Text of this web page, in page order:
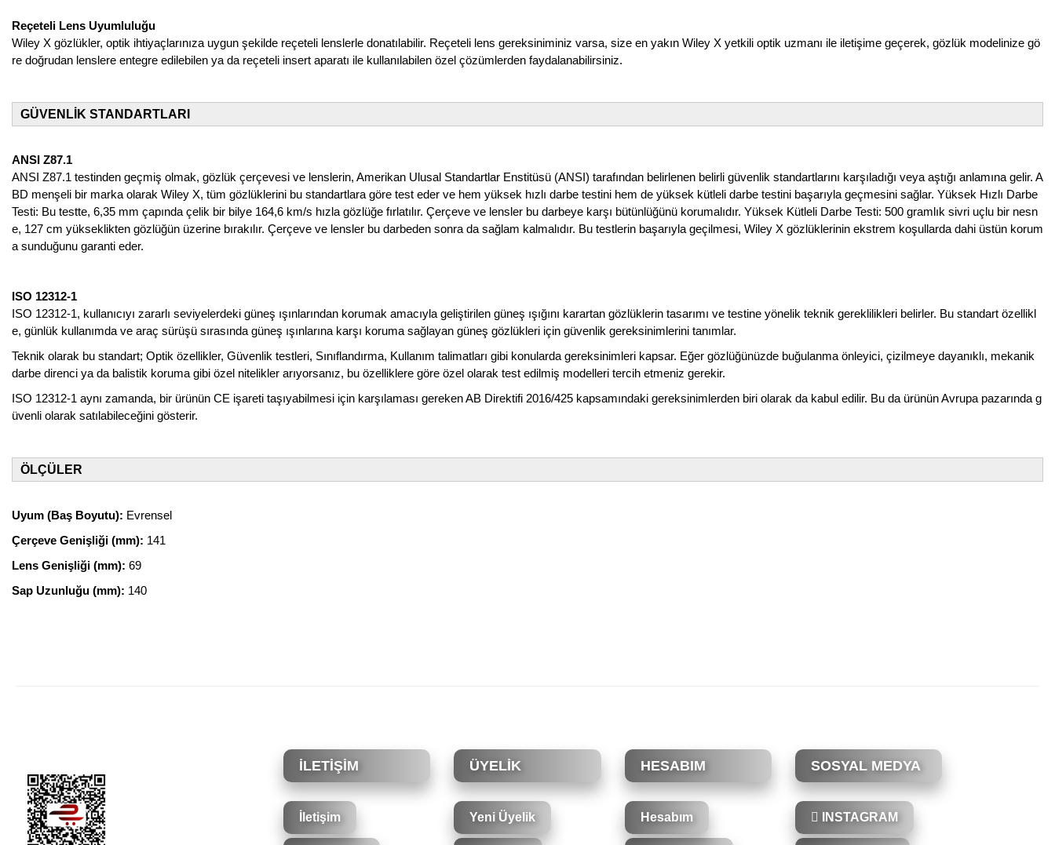
Reçeteli Lens Uyumluluğu
Wiley X gözlükler, optik ihtiyaçlarınıza uygun şekilde reçeteli lenslerle donatılabilir. Reçeteli lens gereksiniminiz varsa, size en yakın Wiley X yetkili optik uzmanı ile iletişime geçerek, gözlük modelinize gö
re doğrudan lenslere entegre edilebilen ya da reçeteli insert aparatı ile kullanılabilen özel çözümlerden faydalanabilirsiniz.
GÜVENLİK STANDARTLARI
ANSI Z87.1
ANSI Z87.1 testinden geçmiş olmak, gözlük çerçevesi ve lenslerin, Amerikan Ulusal Standartlar Enstitüsü (ANSI) tarafından belirlenen belirli güvenlik standartlarını karşıladığı veya aştığı anlamına gelir. A
BD menşeli bir marka olarak Wiley X, tüm gözlüklerini bu standartlara göre test eder ve hem yüksek hızlı darbe testini hem de yüksek kütleli darbe testini başarıyla geçmesini sağlar. Yüksek Hızlı Darbe
Testi: Bu testte, 6,35 mm çapında çelik bir bilye 164,6 km/s hızla gözlüğe fırlatılır. Çerçeve ve lensler bu darbeye karşı bütünlüğünü korumalıdır. Yüksek Kütleli Darbe Testi: 500 gramlık sivri uçlu bir nesn
e, 127 cm yükseklikten gözlüğün üzerine bırakılır. Çerçeve ve lensler bu darbeden sonra da sağlam kalmalıdır. Bu testlerin başarıyla geçilmesi, Wiley X gözlüklerinin ekstrem koşullarda dahi üstün korum
a sunduğunu garanti eder.
ISO 12312-1
ISO 12312-1, kullanıcıyı zararlı seviyelerdeki güneş ışınlarından korumak amacıyla geliştirilen güneş ışığını karartan gözlüklerin tasarımı ve testine yönelik teknik gereklilikleri belirler. Bu standart özellikl
e, günlük kullanımda ve araç sürüşü sırasında güneş ışınlarına karşı koruma sağlayan güneş gözlükleri için güvenlik gereksinimlerini tanımlar.
Teknik olarak bu standart; Optik özellikler, Güvenlik testleri, Sınıflandırma, Kullanım talimatları gibi konularda gereksinimleri kapsar. Eğer gözlüğünüzde buğulanma önleyici, çizilmeye dayanıklı, mekanik
darbe direnci ya da balistik koruma gibi özel nitelikler arıyorsanız, bu özelliklere göre özel olarak test edilmiş modelleri tercih etmeniz gerekir.
ISO 12312-1 aynı zamanda, bir ürünün CE işareti taşıyabilmesi için karşılaması gereken AB Direktifi 2016/425 kapsamındaki gereksinimlerden biri olarak da kabul edilir. Bu da ürünün Avrupa pazarında g
üvenli olarak satılabileceğini gösterir.
ÖLÇÜLER
Uyum (Baş Boyutu): Evrensel
Çerçeve Genişliği (mm): 141
Lens Genişliği (mm): 69
Sap Uzunluğu (mm): 140
Ürün bilgilerinde hatalar bulunuyor.
Ürün fiyatı diğer sitelerden daha pahalı.
Bu ürüne benzer farklı alternatifler olmalı.
İLETİŞİM
İletişim
ÜYELİK
Yeni Üyelik
HESABIM
Hesabım
SOSYAL MEDYA
INSTAGRAM